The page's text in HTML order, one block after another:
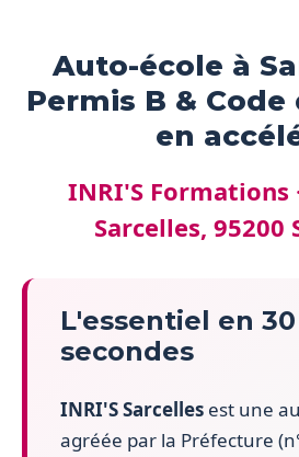
Auto-école à
Permis B &
en
INRI'S Formations
Sarcelles, 95200
L'essentiel en 30
secondes
INRI'S Sarcelles est une
agréée par la Préfecture